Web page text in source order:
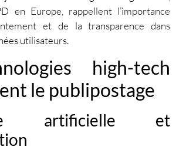
en Europe, rappellent l’importance
et de la transparence dans
utilisateurs.
high-tech
le publipostage
artificielle et